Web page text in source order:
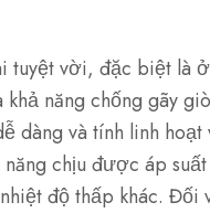
vời, đặc biệt là
năng chống gãy
dàng và tính linh
chịu được áp
độ thấp khác.